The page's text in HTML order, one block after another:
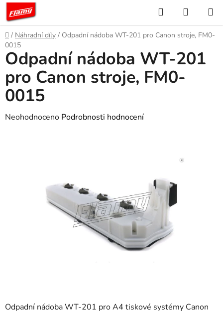
Přejít
obsah
Hledat
KOŠÍK
Domů
/ Náhradní díly / Odpadní nádoba WT-201 pro Canon stroje, FM0-
0015
Odpadní nádoba WT-201 pro A4 tiskové systémy Canon
Odpadní nádoba WT-201
pro Canon stroje, FM0-
0015
Průměrné
Neohodnoceno Podrobnosti hodnocení